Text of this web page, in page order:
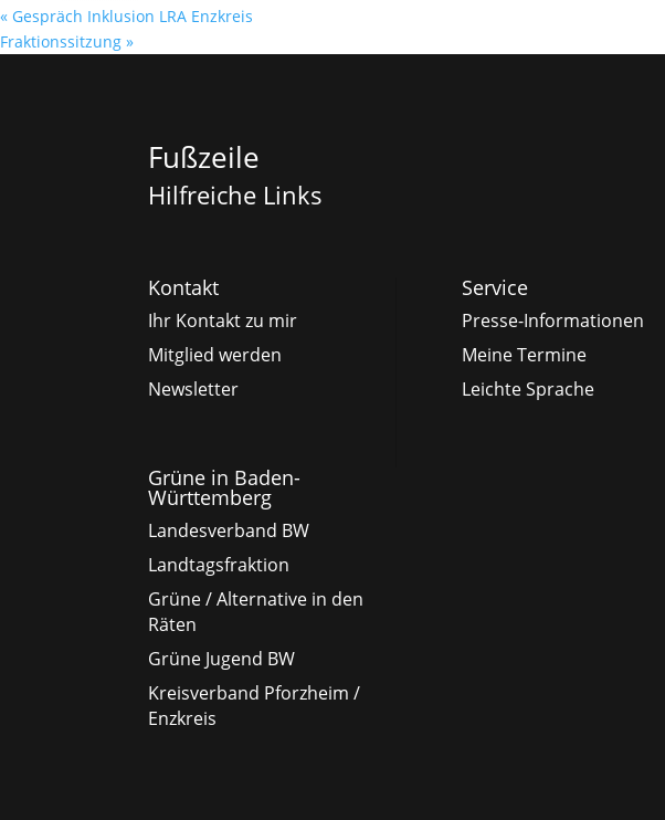
« Gespräch Inklusion LRA Enzkreis
Fraktionssitzung »
Fußzeile
Hilfreiche Links
Kontakt
Ihr Kontakt zu mir
Mitglied werden
Newsletter
Service
Presse-Informationen
Meine Termine
Leichte Sprache
Grüne in Baden-
Württemberg
Landesverband BW
Landtagsfraktion
Grüne / Alternative in den
Räten
Grüne Jugend BW
Kreisverband Pforzheim /
Enzkreis